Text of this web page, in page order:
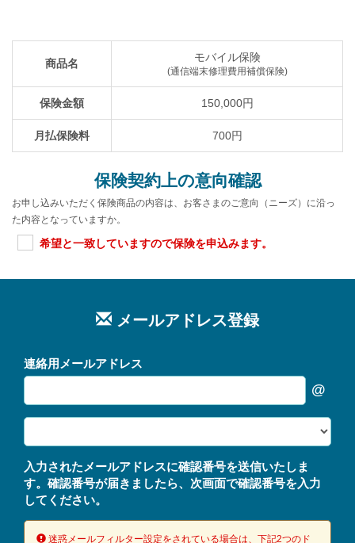
常生活の用に供する無線通信が可能な端末機器に限
り、以下①②を満たすことを条件に、1台を主たる補
償端末（以下「主端末」といいます）とし、主端末以
外の補償端末（以下「副端末」といいます）は2台を
上限に登録することができます。
① 正常に全機能が動作するもの
②登録時において次のいずれかの条件を満たすもの
(イ)新規取得した日から1年以上であってもメーカー
または通信キャリアが提供する有償の補償サービスに
加入しており、かつ当該サービスにより補償が受けら
れる状態
※当保険の責任開始後は上記有償補償サービスの加
入の継続は問いません。
※注意
で補償することはできません。
＜補償対象端末に関する補足説明＞
① 家族、知人、オークション等からの購入または譲渡
された通信端末でないこと。
商品名 モバイル保険
(通信端末修理費用補償保険)
保険金額 150,000円
月払保険料 700円
保険契約上の意向確認
お申し込みいただく保険商品の内容は、お客さまのご意向（ニーズ）に沿っ
た内容となっていますか。
希望と一致していますので保険を申込みます。
メールアドレス登録
連絡用メールアドレス
@
入力されたメールアドレスに確認番号を送信いたしま
す。確認番号が届きましたら、次画面で確認番号を入力
してください。
迷惑メールフィルター設定をされている場合は、下記2つのド